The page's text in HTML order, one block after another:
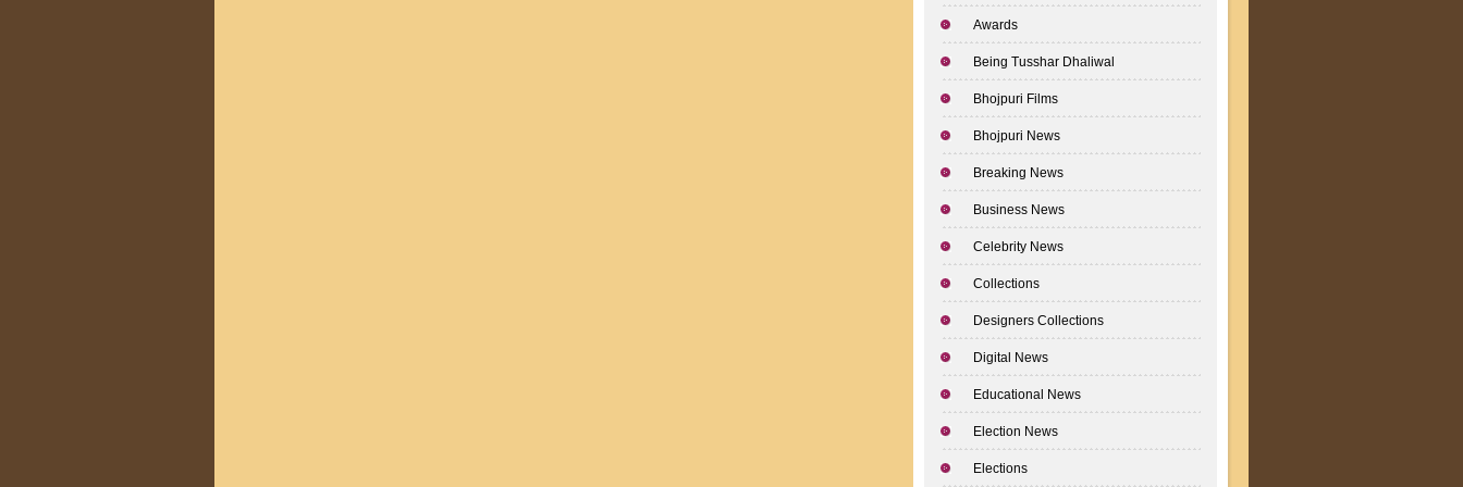
Awards
Being Tusshar Dhaliwal
Bhojpuri Films
Bhojpuri News
Breaking News
Business News
Celebrity News
Collections
Designers Collections
Digital News
Educational News
Election News
Elections